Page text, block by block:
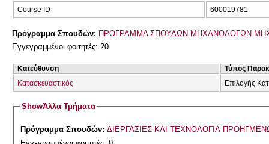
Course ID 600019781
Πρόγραμμα Σπουδών: ΠΡΟΓΡΑΜΜΑ ΣΠΟΥΔΩΝ ΜΗΧΑΝΟΛΟΓΩΝ
Εγγεγραμμένοι φοιτητές: 20
Κατεύθυνση
Τύπος
Κατασκευαστικός
Επιλογής
ShowΆλλα Τμήματα
Πρόγραμμα Σπουδών:ΔΙΕΡΓΑΣΙΕΣ ΚΑΙ ΤΕΧΝΟΛΟΓΙΑ